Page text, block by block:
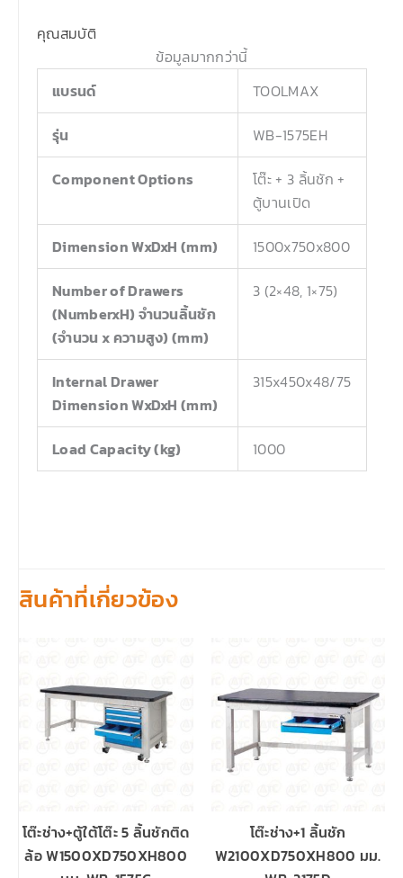
คุณสมบัติ
ข้อมูลมากกว่านี้
แบรนด์
TOOLMAX
รุ่น WB-1575EH
Component Options
โต๊ะ + 3 ลิ้นชัก +
ตู้บานเปิด
Dimension WxDxH (mm) 1500x750x800
Number of Drawers
(NumberxH) จำนวนลิ้นชัก
(จำนวน x ความสูง) (mm)
3 (2×48, 1×75)
Internal Drawer
Dimension WxDxH (mm)
315x450x48/75
Load Capacity (kg) 1000
สินค้าที่เกี่ยวข้อง
โต๊ะช่าง+ตู้ใต้โต๊ะ 5 ลิ้นชักติด
ล้อ W1500XD750XH800
โต๊ะช่าง+1 ลิ้นชัก
W2100XD750XH800 มม.